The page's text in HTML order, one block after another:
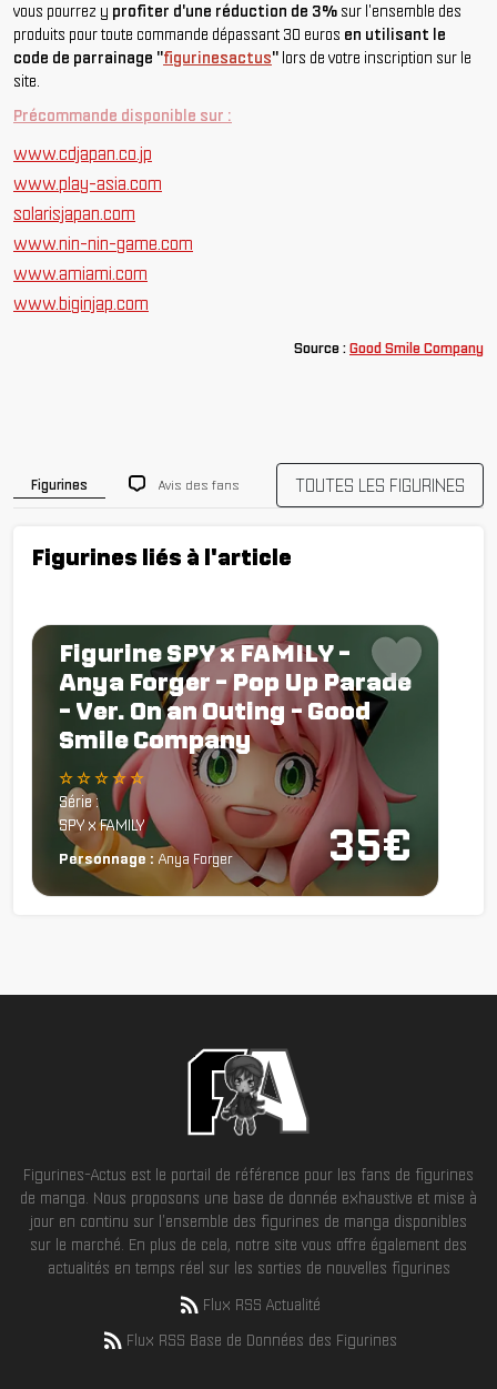
vous pourrez y profiter d'une réduction de 3% sur l'ensemble des
produits pour toute commande dépassant 30 euros en utilisant le
code de parrainage "figurinesactus" lors de votre inscription sur le
site.
Précommande disponible sur :
www.cdjapan.co.jp
www.play-asia.com
solarisjapan.com
www.nin-nin-game.com
www.amiami.com
www.biginjap.com
Source :Good Smile Company
Figurines Avis des fans TOUTES LES FIGURINES
Figurines liés à l'article
35€
Figurine SPY x FAMILY -
Anya Forger - Pop Up Parade
- Ver. On an Outing - Good
Smile Company
☆ ☆ ☆ ☆ ☆
Série :
SPY x FAMILY
Personnage : Anya Forger
Figurines-Actus est le portail de référence pour les fans de figurines
de manga. Nous proposons une base de donnée exhaustive et mise à
jour en continu sur l'ensemble des figurines de manga disponibles
sur le marché. En plus de cela, notre site vous offre également des
actualités en temps réel sur les sorties de nouvelles figurines
Flux RSS Actualité
Flux RSS Base de Données des Figurines